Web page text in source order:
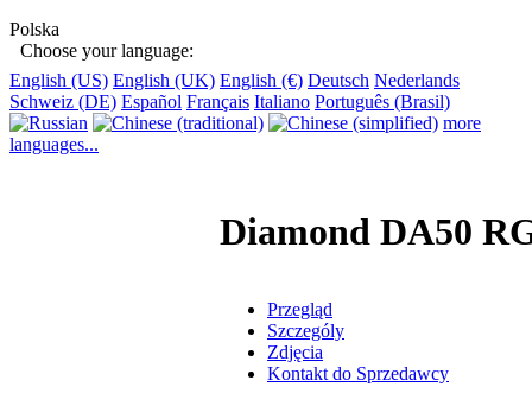
Polska
Choose your language:
English (US) English (UK) English (€) Deutsch Nederlands
Schweiz (DE) Español Français Italiano Português (Brasil)
more
languages...
Diamond DA50
Przegląd
Szczególy
Zdjęcia
Kontakt do Sprzedawcy